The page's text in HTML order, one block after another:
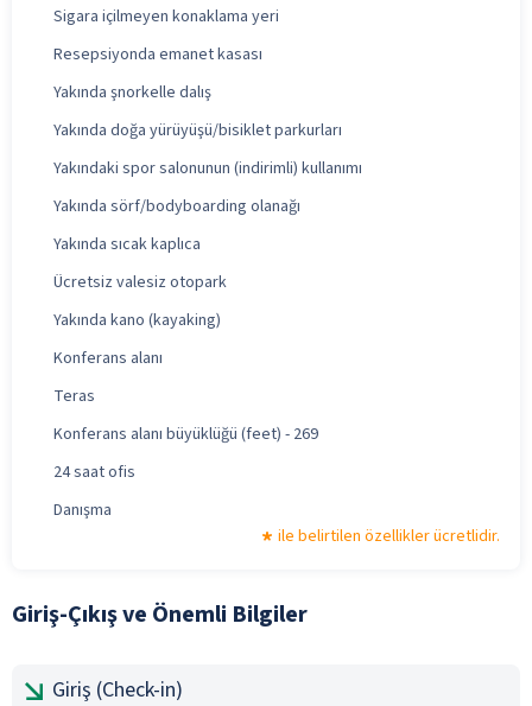
Sigara içilmeyen konaklama yeri
Resepsiyonda emanet kasası
Yakında şnorkelle dalış
Yakında doğa yürüyüşü/bisiklet parkurları
Yakındaki spor salonunun (indirimli) kullanımı
Yakında sörf/bodyboarding olanağı
Yakında sıcak kaplıca
Ücretsiz valesiz otopark
Yakında kano (kayaking)
Konferans alanı
Teras
Konferans alanı büyüklüğü (feet) - 269
24 saat ofis
Danışma
ile belirtilen özellikler ücretlidir.
Giriş-Çıkış ve Önemli Bilgiler
Giriş (Check-in)